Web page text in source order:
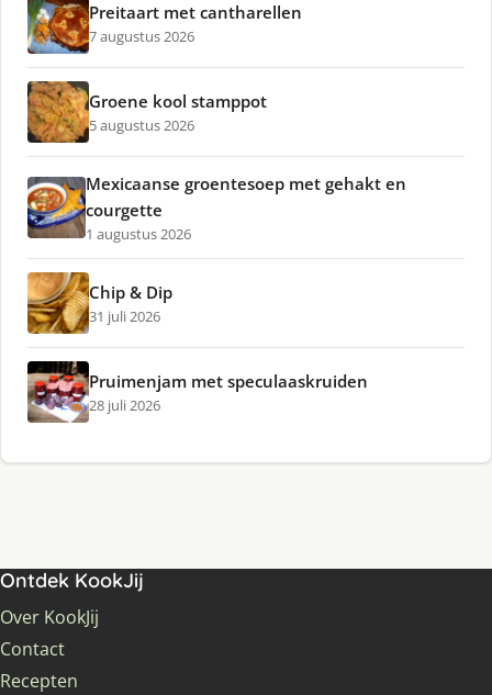
Preitaart met cantharellen
7 augustus 2026
Groene kool stamppot
5 augustus 2026
Mexicaanse groentesoep met gehakt en
courgette
1 augustus 2026
Chip & Dip
31 juli 2026
Pruimenjam met speculaaskruiden
28 juli 2026
Ontdek KookJij
Over KookJij
Contact
Recepten